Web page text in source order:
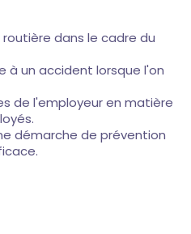
dans le cadre du
à un accident lorsque l'on
de l'employeur en matière
démarche de prévention